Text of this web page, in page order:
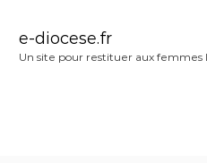
e-diocese.fr
Un site pour restituer aux femmes